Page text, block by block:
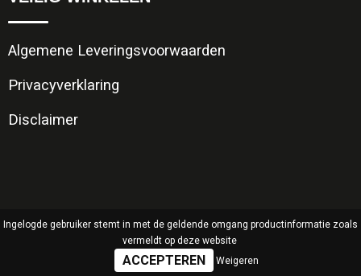
Algemene Leveringsvoorwaarden
Privacyverklaring
Disclaimer
Ingelogde gebruiker stemt in met de geldende omgang productinformatie zoals
vermeldt op deze website
Weigeren